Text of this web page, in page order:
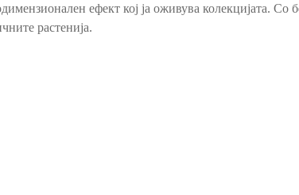
ефект кој ја оживува колекцијата. Со
растенија.